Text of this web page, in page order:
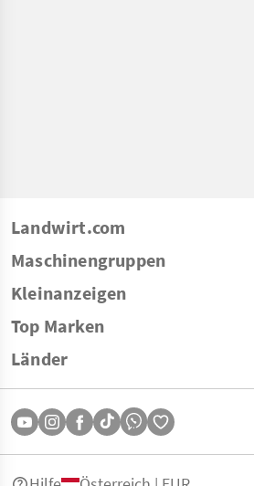
Landwirt.com
Maschinengruppen
Kleinanzeigen
Top Marken
Länder